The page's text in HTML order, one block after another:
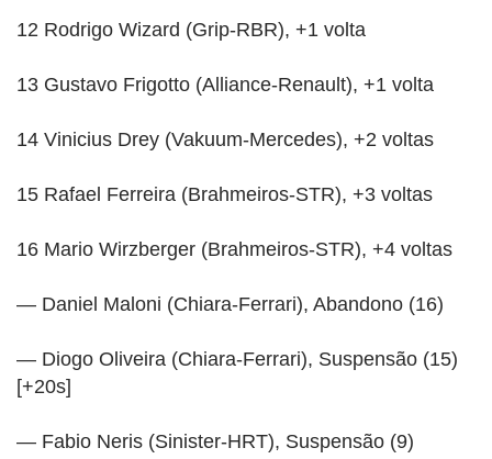
12 Rodrigo Wizard (Grip-RBR), +1 volta
13 Gustavo Frigotto (Alliance-Renault), +1 volta
14 Vinicius Drey (Vakuum-Mercedes), +2 voltas
15 Rafael Ferreira (Brahmeiros-STR), +3 voltas
16 Mario Wirzberger (Brahmeiros-STR), +4 voltas
— Daniel Maloni (Chiara-Ferrari), Abandono (16)
— Diogo Oliveira (Chiara-Ferrari), Suspensão (15)
[+20s]
— Fabio Neris (Sinister-HRT), Suspensão (9)